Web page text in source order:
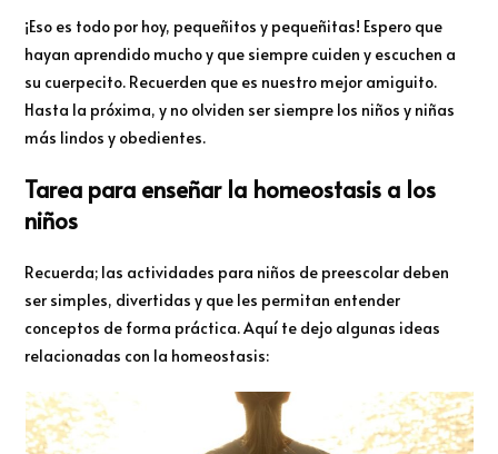
¡Eso es todo por hoy, pequeñitos y pequeñitas! Espero que
hayan aprendido mucho y que siempre cuiden y escuchen a
su cuerpecito. Recuerden que es nuestro mejor amiguito.
Hasta la próxima, y no olviden ser siempre los niños y niñas
más lindos y obedientes.
Tarea para enseñar la homeostasis a los
niños
Recuerda; las actividades para niños de preescolar deben
ser simples, divertidas y que les permitan entender
conceptos de forma práctica. Aquí te dejo algunas ideas
relacionadas con la homeostasis: